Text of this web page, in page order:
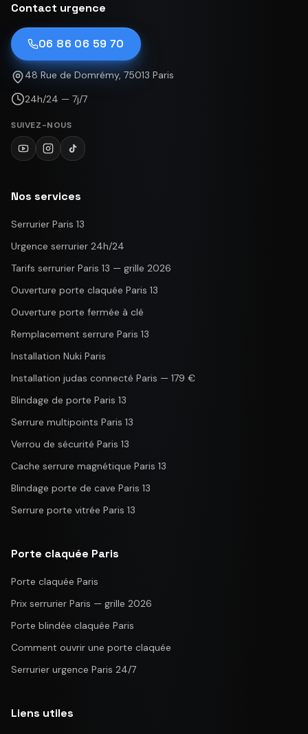
Contact urgence
06 86 06 59 70
48 Rue de Domrémy, 75013 Paris
24h/24 — 7j/7
SUIVEZ-NOUS
Nos services
Serrurier Paris 13
Urgence serrurier 24h/24
Tarifs serrurier Paris 13 — grille 2026
Ouverture porte claquée Paris 13
Ouverture porte fermée à clé
Remplacement serrure Paris 13
Installation Nuki Paris
Installation judas connecté Paris — 179 €
Blindage de porte Paris 13
Serrure multipoints Paris 13
Verrou de sécurité Paris 13
Cache serrure magnétique Paris 13
Blindage porte de cave Paris 13
Serrure porte vitrée Paris 13
Porte claquée Paris
Porte claquée Paris
Prix serrurier Paris — grille 2026
Porte blindée claquée Paris
Comment ouvrir une porte claquée
Serrurier urgence Paris 24/7
Liens utiles